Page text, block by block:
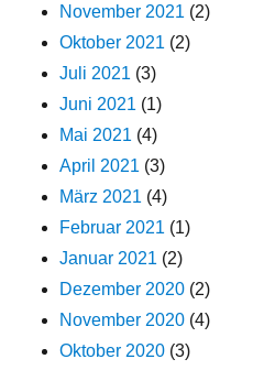
November 2021 (2)
Oktober 2021 (2)
Juli 2021 (3)
Juni 2021 (1)
Mai 2021 (4)
April 2021 (3)
März 2021 (4)
Februar 2021 (1)
Januar 2021 (2)
Dezember 2020 (2)
November 2020 (4)
Oktober 2020 (3)